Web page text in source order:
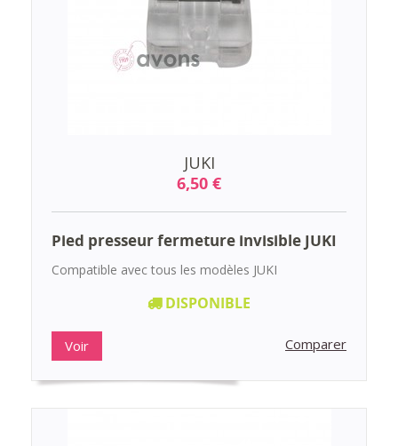
JUKI
6,50 €
Pied presseur fermeture invisible JUKI
Compatible avec tous les modèles JUKI
DISPONIBLE
Voir Comparer